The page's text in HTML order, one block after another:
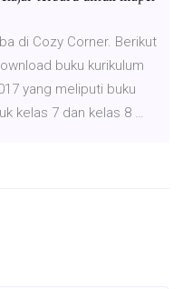
di Cozy Corner. Berikut
buku kurikulum
yang meliputi buku
kelas 7 dan kelas 8 …